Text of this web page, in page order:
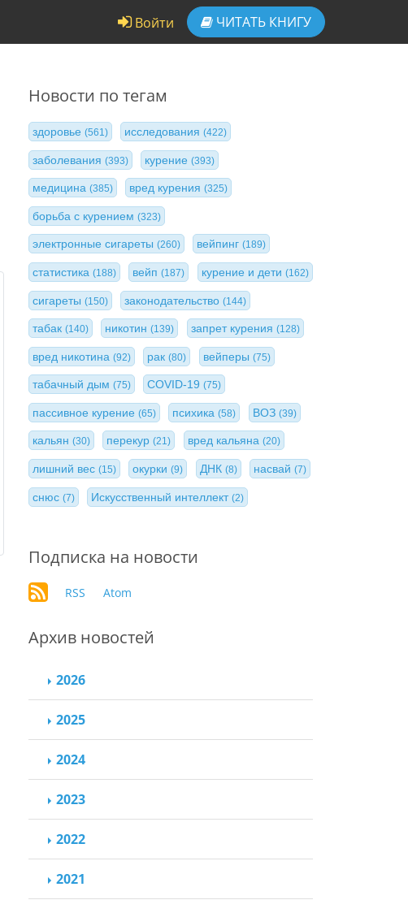
Войти ЧИТАТЬ КНИГУ
Новости по тегам
здоровье (561) исследования(422)
заболевания (393) курение(393)
медицина (385) вред курения(325)
борьба с курением (323)
электронные сигареты (260) вейпинг(189)
статистика (188) вейп(187) курение и дети (162)
сигареты (150) законодательство(144)
табак (140) никотин(139) запрет курения (128)
вред никотина (92) рак(80) вейперы (75)
табачный дым (75) COVID-19(75)
пассивное курение (65) психика(58) ВОЗ (39)
кальян (30) перекур(21) вред кальяна (20)
лишний вес (15) окурки(9) ДНК (8) насвай(7)
снюс (7) Искусственный интеллект(2)
Подписка на новости
RSS Atom
Архив новостей
2026
2025
2024
2023
2022
2021